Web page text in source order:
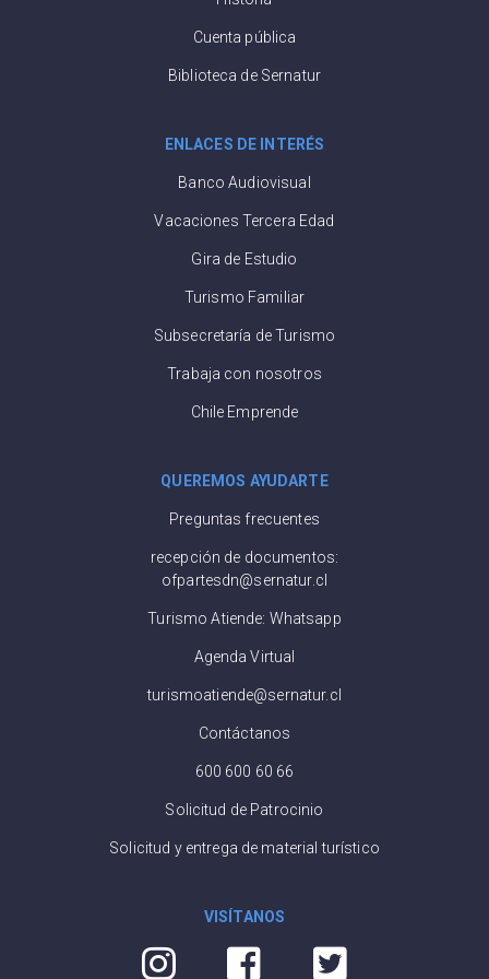
Cuenta pública
Biblioteca de Sernatur
ENLACES DE INTERÉS
Banco Audiovisual
Vacaciones Tercera Edad
Gira de Estudio
Turismo Familiar
Subsecretaría de Turismo
Trabaja con nosotros
Chile Emprende
QUEREMOS AYUDARTE
Preguntas frecuentes
recepción de documentos:
ofpartesdn@sernatur.cl
Turismo Atiende: Whatsapp
Agenda Virtual
turismoatiende@sernatur.cl
Contáctanos
600 600 60 66
Solicitud de Patrocinio
Solicitud y entrega de material turístico
VISÍTANOS